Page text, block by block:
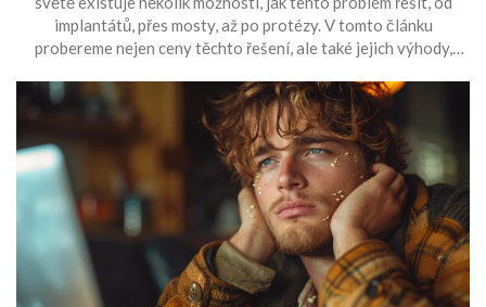
implantátů, přes mosty, až po protézy. V tomto článku
probereme nejen ceny těchto řešení, ale také jejich výhody,
vám také, jak se o tyto náhrady správně starat a jaký vliv mají
na vaše celkové zdraví.